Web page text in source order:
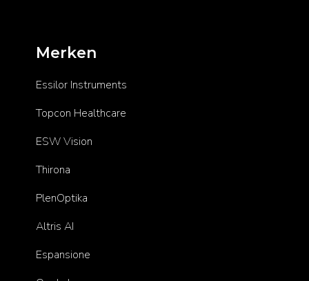
Merken
Essilor Instruments
Topcon Healthcare
ESW Vision
Thirona
PlenOptika
Altris AI
Espansione